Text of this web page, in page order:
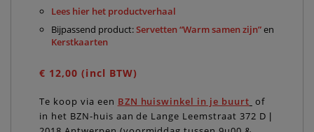
Lees hier het productverhaal
Bijpassend product:Servetten “Warm samen zijn”en
Kerstkaarten
€ 12,00 (incl BTW)
Te koop via een BZN huiswinkel in je buurt of
in het BZN-huis aan de Lange Leemstraat 372 D |